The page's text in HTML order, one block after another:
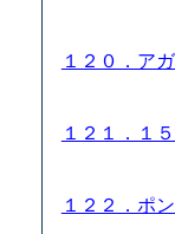
１２０．ア
１２１．１
１２２．ポ